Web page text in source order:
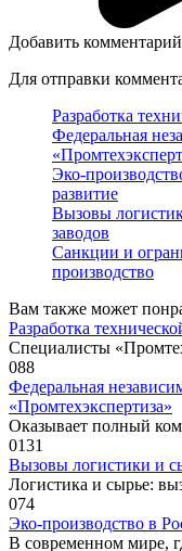
Добавить комментарий
Для отправки
Разработка
Федеральная
Эко-
развитие
Вызовы
заводов
Санкции и
производство
Вам также может
Разработка
Специалисты
088
Федеральная
«Промтехэкспертиза»
Оказывает полный
0131
Вызовы логистики и
Логистика и сырье:
074
Эко-производство в
В современном мире,